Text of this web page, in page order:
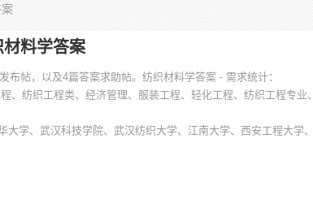
材料学答案
布帖，以及4篇答案求助帖。 纺织材料学答案 - 需求统计：
、纺织工程类、经济管理、服装工程、轻化工程、纺织工程专业
大学、武汉科技学院、武汉纺织大学、江南大学、西安工程大学